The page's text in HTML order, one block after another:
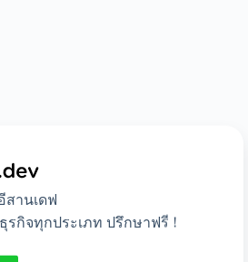
สานเดฟ
รกิจทุกประเภท ปรึกษาฟรี !